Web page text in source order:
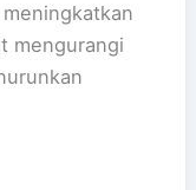
mengurangi